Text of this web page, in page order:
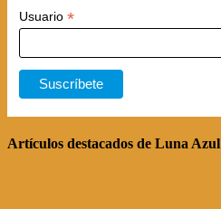
Usuario *
Artículos destacados de Luna Azul